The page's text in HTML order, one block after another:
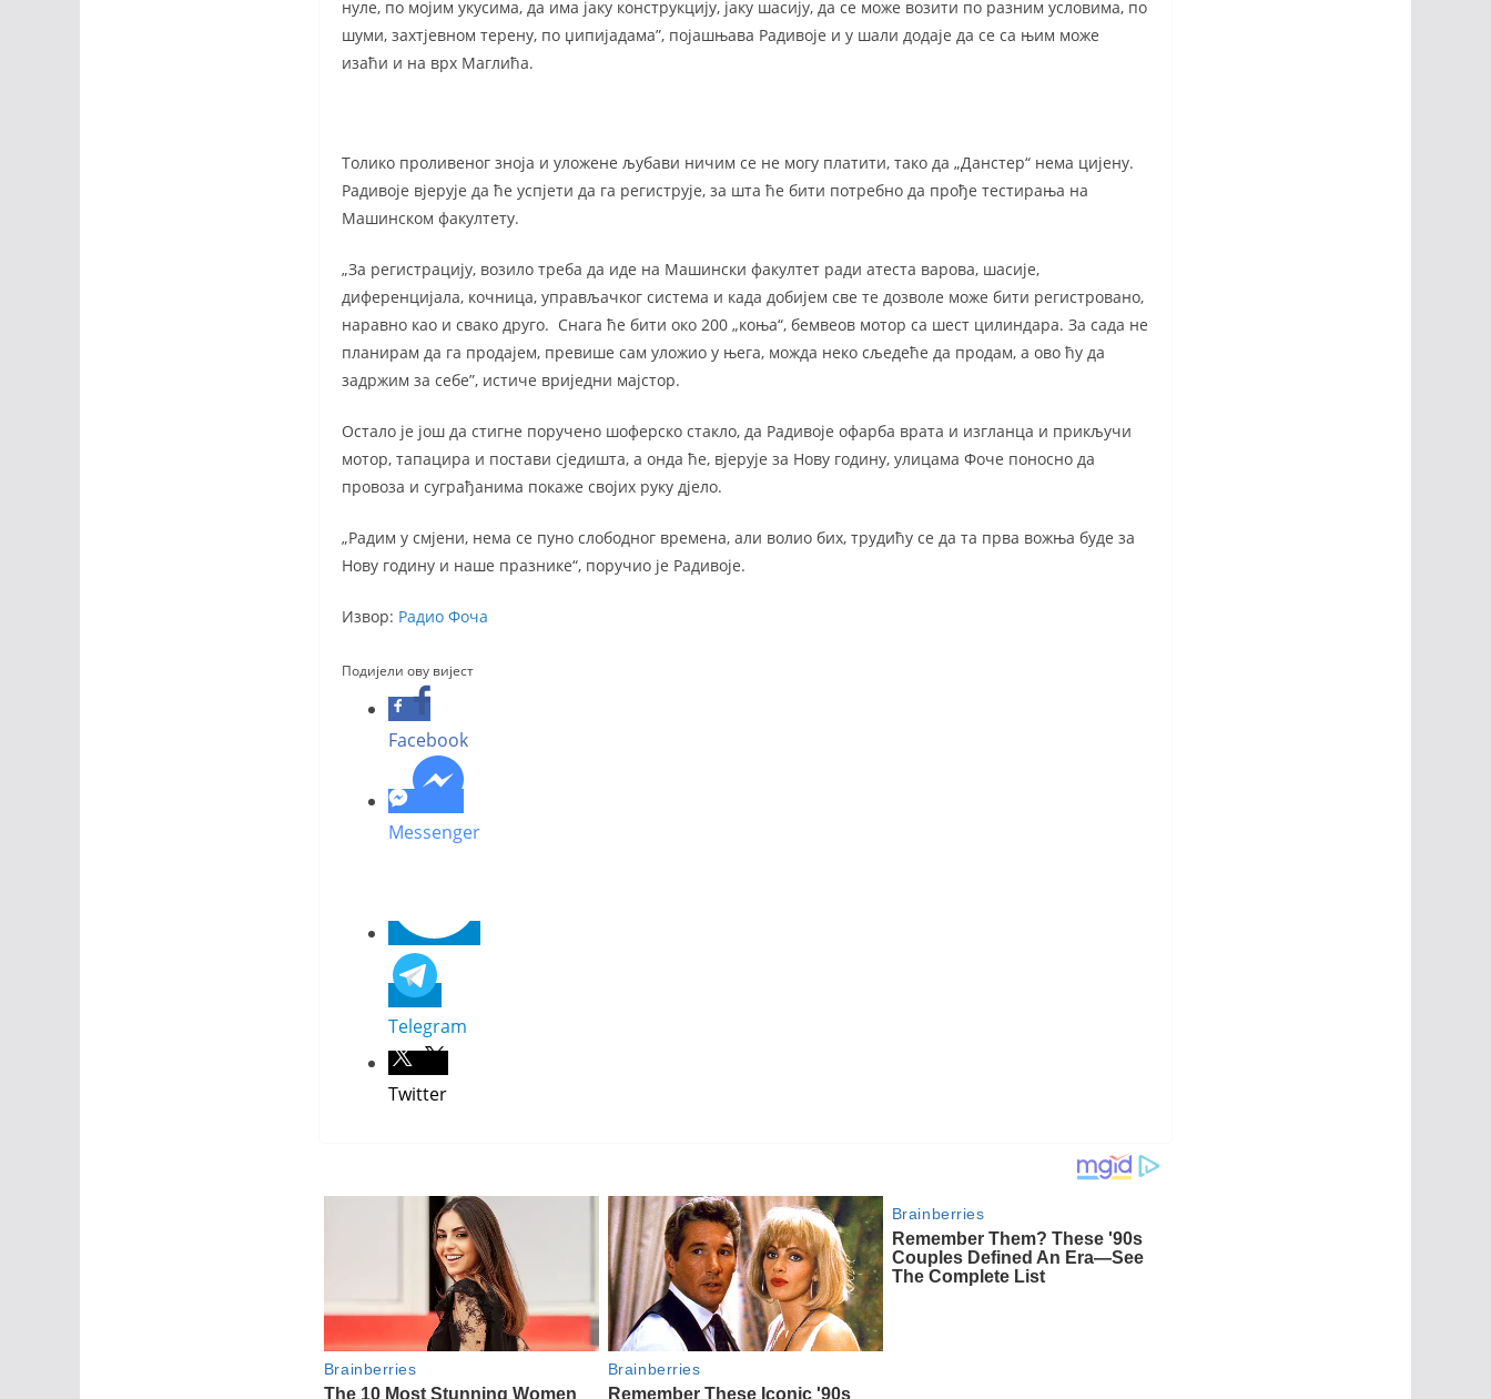
нуле, по мојим укусима, да има јаку конструкцију, јаку шасију, да се може возити по разним условима, по
шуми, захтјевном терену, по џипијадама”, појашњава Радивоје и у шали додаје да се са њим може
изаћи и на врх Маглића.
Толико проливеног зноја и уложене љубави ничим се не могу платити, тако да „Данстер“ нема цијену.
Радивоје вјерује да ће успјети да га региструје, за шта ће бити потребно да прође тестирања на
Машинском факултету.
„За регистрацију, возило треба да иде на Машински факултет ради атеста варова, шасије,
диференцијала, кочница, управљачког система и када добијем све те дозволе може бити регистровано,
наравно као и свако друго. Снага ће бити око 200 „коња“, бемвеов мотор са шест цилиндара. За сада не
планирам да га продајем, превише сам уложио у њега, можда неко сљедеће да продам, а ово ћу да
задржим за себе”, истиче вриједни мајстор.
Остало је још да стигне поручено шоферско стакло, да Радивоје офарба врата и изгланца и прикључи
мотор, тапацира и постави сједишта, а онда ће, вјерује за Нову годину, улицама Фоче поносно да
провоза и суграђанима покаже својих руку дјело.
„Радим у смјени, нема се пуно слободног времена, али волио бих, трудићу се да та прва вожња буде за
Нову годину и наше празнике“, поручио је Радивоје.
Извор: Радио Фоча
Подијели ову вијест
Facebook
Messenger
Telegram
Twitter